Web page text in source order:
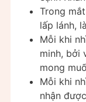
Trong
lấp lánh,
Mỗi khi
minh, bởi
mong
Mỗi khi
nhận